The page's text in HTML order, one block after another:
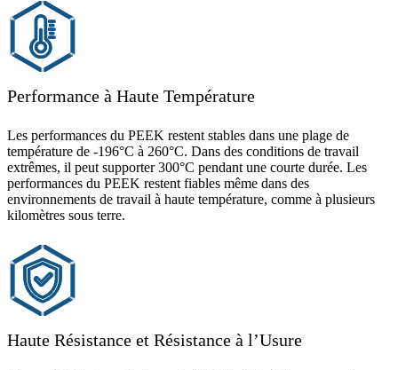
Performance à Haute Température
Les performances du PEEK restent stables dans une plage de
température de -196°C à 260°C. Dans des conditions de travail
extrêmes, il peut supporter 300°C pendant une courte durée. Les
performances du PEEK restent fiables même dans des
environnements de travail à haute température, comme à plusieurs
kilomètres sous terre.
Haute Résistance et Résistance à l’Usure